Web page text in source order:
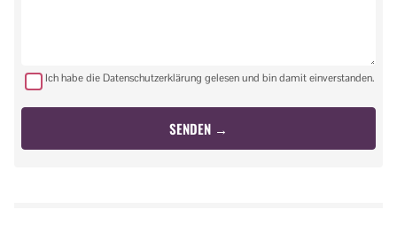
Ich habe die Datenschutzerklärung gelesen und bin damit einverstanden.